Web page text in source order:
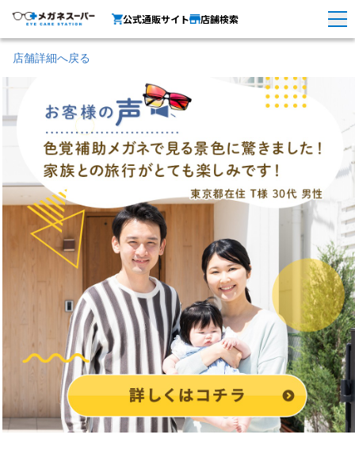
公式通販サイト 店舗検索
店舗詳細へ戻る